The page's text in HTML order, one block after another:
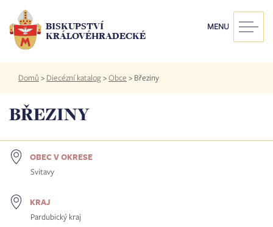
hlavnímu
obsahu
BISKUPSTVÍ
KRÁLOVÉHRADECKÉ
MENU
Drobečková
navigace
Domů > Diecézní katalog>Obce > Březiny
BŘEZINY
OBEC V OKRESE
Svitavy
KRAJ
Pardubický kraj